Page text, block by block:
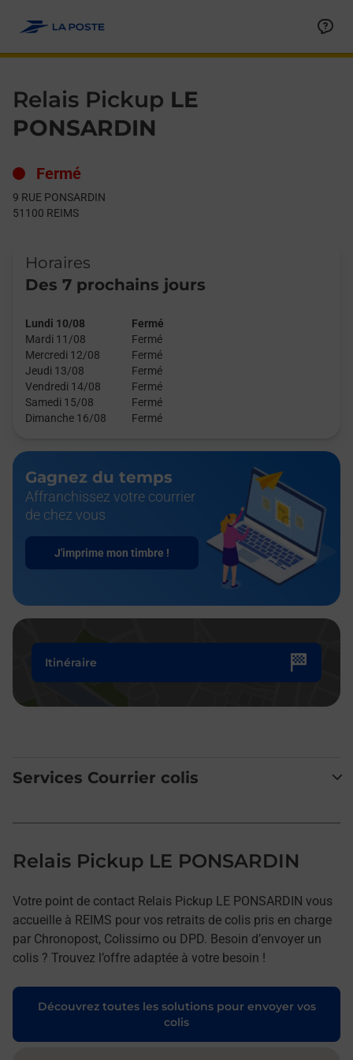
Relais Pickup LE
PONSARDIN
Fermé
9 RUE PONSARDIN
51100 REIMS
Horaires
Des 7 prochains jours
Lundi 10/08
Fermé
Mardi 11/08
Fermé
Mercredi 12/08
Fermé
Jeudi 13/08
Fermé
Vendredi 14/08
Fermé
Samedi 15/08
Fermé
Dimanche 16/08
Fermé
Gagnez du temps
Affranchissez votre courrier
de chez vous
J'imprime mon timbre !
Itinéraire
Services Courrier colis
Relais Pickup LE PONSARDIN
Votre point de contact Relais Pickup LE PONSARDIN vous
accueille à REIMS pour vos retraits de colis pris en charge
par Chronopost, Colissimo ou DPD. Besoin d’envoyer un
colis ? Trouvez l’offre adaptée à votre besoin !
Découvrez toutes les solutions pour envoyer vos
colis